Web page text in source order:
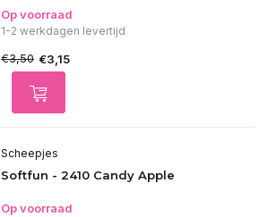
Op voorraad
1-2 werkdagen levertijd
€3,50 €3,15
Scheepjes
Softfun - 2410 Candy Apple
Op voorraad